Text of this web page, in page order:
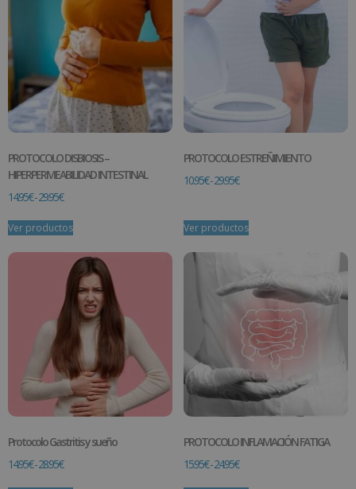
PROTOCOLO DISBIOSIS –
HIPERPERMEABILIDAD INTESTINAL
14.95€-29.95€
Ver productos
PROTOCOLO ESTREÑIMIENTO
10.95€-29.95€
Ver productos
Protocolo Gastritis y sueño
14.95€-28.95€
PROTOCOLO INFLAMACIÓN FATIGA
15.95€-24.95€